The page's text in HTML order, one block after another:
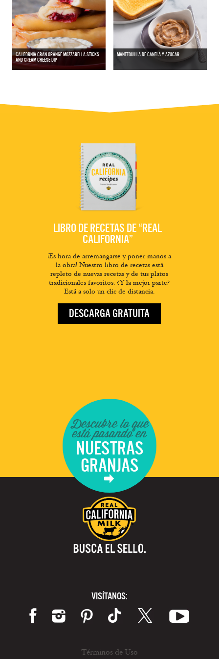
CALIFORNIA CRAN-ORANGE MOZZARELLA STICKS
AND CREAM CHEESE DIP
MANTEQUILLA DE CANELA Y AZÚCAR
LIBRO DE RECETAS DE “REAL
CALIFORNIA”
¡Es hora de arremangarse y poner manos a
la obra! Nuestro libro de recetas está
repleto de nuevas recetas y de tus platos
tradicionales favoritos. ¿Y la mejor parte?
Está a solo un clic de distancia.
DESCARGA GRATUITA
Descubre lo que
está pasando en
NUESTRAS
GRANJAS
VISÍTANOS:
Términos de Uso